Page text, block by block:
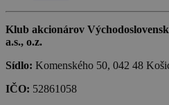
Klub akcionárov
a.s., o.z.
Sídlo: Komenského 50, 042 48
IČO: 52861058